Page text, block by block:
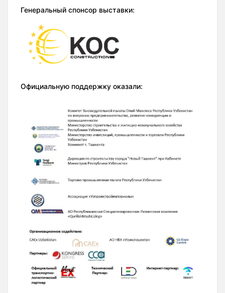
Генеральный спонсор выставки:
Официальную поддержку оказали: